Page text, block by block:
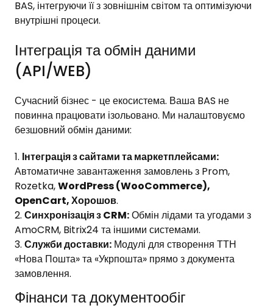
BAS, інтегруючи її з зовнішнім світом та оптимізуючи
внутрішні процеси.
Інтеграція та обмін даними
(API/WEB)
Сучасний бізнес - це екосистема. Ваша BAS не
повинна працювати ізольовано. Ми налаштовуємо
безшовний обмін даними:
Інтеграція з сайтами та маркетплейсами:
Автоматичне завантаження замовлень з Prom,
Rozetka,WordPress (WooCommerce),
OpenCart, Хорошов.
Синхронізація з CRM:Обмін лідами та угодами з
AmoCRM, Bitrix24 та іншими системами.
Служби доставки: Модулі для створення ТТН
«Нова Пошта» та «Укрпошта» прямо з документа
замовлення.
Фінанси та документообіг